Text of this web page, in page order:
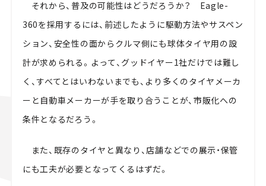
それから、普及の可能性はどうだろうか？ Eagle-
360を採用するには、前述したように駆動方法やサスペン
ション、安全性の面からクルマ側にも球体タイヤ用の設
計が求められる。よって、グッドイヤー1社だけでは難し
く、すべてとはいわないまでも、より多くのタイヤメーカ
ーと自動車メーカーが手を取り合うことが、市販化への
条件となるだろう。
また、既存のタイヤと異なり、店舗などでの展示・保管
にも工夫が必要となってくるはずだ。